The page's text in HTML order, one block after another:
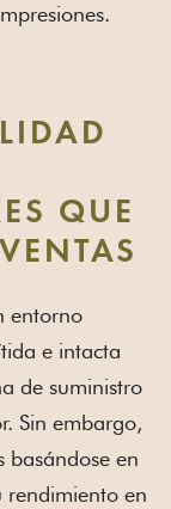
QUE
entorno
e intacta
de suministro
Sin embargo,
basándose en
rendimiento en